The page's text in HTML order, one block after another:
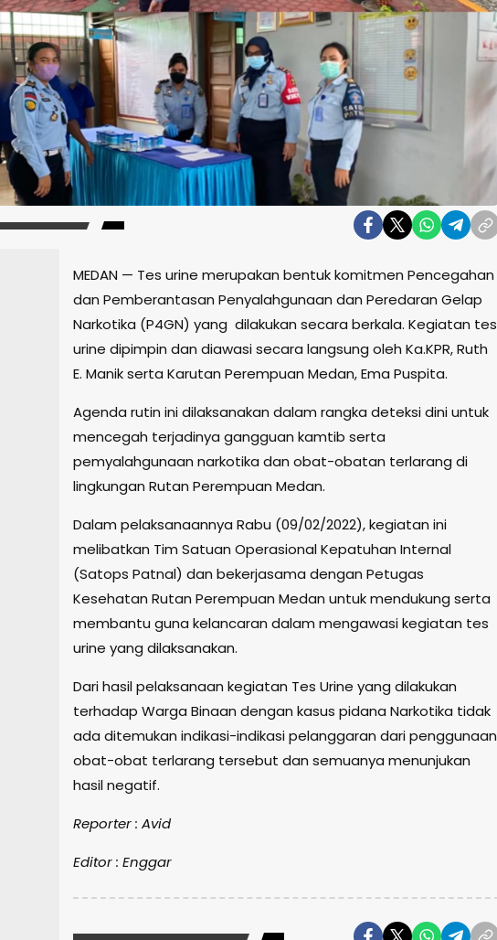
MEDAN — Tes urine merupakan bentuk komitmen Pencegahan
dan Pemberantasan Penyalahgunaan dan Peredaran Gelap
Narkotika (P4GN) yang dilakukan secara berkala. Kegiatan tes
urine dipimpin dan diawasi secara langsung oleh Ka.KPR, Ruth
E. Manik serta Karutan Perempuan Medan, Ema Puspita.
Agenda rutin ini dilaksanakan dalam rangka deteksi dini untuk
mencegah terjadinya gangguan kamtib serta
pemyalahgunaan narkotika dan obat-obatan terlarang di
lingkungan Rutan Perempuan Medan.
Dalam pelaksanaannya Rabu (09/02/2022), kegiatan ini
melibatkan Tim Satuan Operasional Kepatuhan Internal
(Satops Patnal) dan bekerjasama dengan Petugas
Kesehatan Rutan Perempuan Medan untuk mendukung serta
membantu guna kelancaran dalam mengawasi kegiatan tes
urine yang dilaksanakan.
Dari hasil pelaksanaan kegiatan Tes Urine yang dilakukan
terhadap Warga Binaan dengan kasus pidana Narkotika tidak
ada ditemukan indikasi-indikasi pelanggaran dari penggunaan
obat-obat terlarang tersebut dan semuanya menunjukan
hasil negatif.
Reporter : Avid
Editor : Enggar